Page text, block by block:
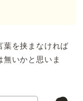
葉を挟まなければ
いかと思いま